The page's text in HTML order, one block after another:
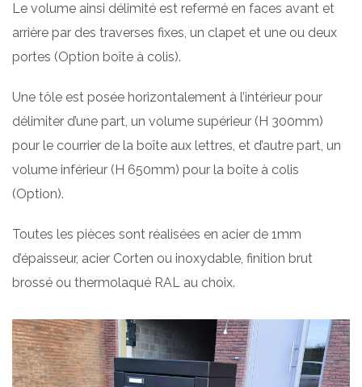
Le volume ainsi délimité est refermé en faces avant et
arrière par des traverses fixes, un clapet et une ou deux
portes (Option boîte à colis).
Une tôle est posée horizontalement à l’intérieur pour
délimiter d’une part, un volume supérieur (H 300mm)
pour le courrier de la boîte aux lettres, et d’autre part, un
volume inférieur (H 650mm) pour la boîte à colis
(Option).
Toutes les pièces sont réalisées en acier de 1mm
d’épaisseur, acier Corten ou inoxydable, finition brut
brossé ou thermolaqué RAL au choix.